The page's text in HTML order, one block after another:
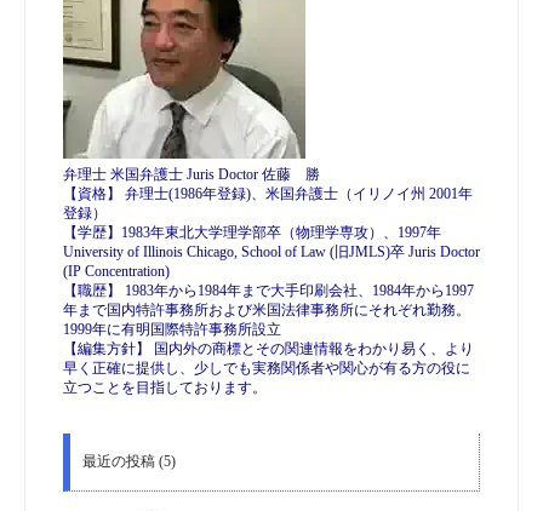
弁理士 米国弁護士 Juris Doctor 佐藤 勝
【資格】 弁理士(1986年登録)、米国弁護士（イリノイ州 2001年
登録）
【学歴】1983年東北大学理学部卒（物理学専攻）、1997年
University of Illinois Chicago, School of Law (旧JMLS)卒 Juris Doctor
(IP Concentration)
【職歴】 1983年から1984年まで大手印刷会社、1984年から1997
年まで国内特許事務所および米国法律事務所にそれぞれ勤務。
1999年に有明国際特許事務所設立
【編集方針】 国内外の商標とその関連情報をわかり易く、より
早く正確に提供し、少しでも実務関係者や関心が有る方の役に
立つことを目指しております。
最近の投稿 (5)